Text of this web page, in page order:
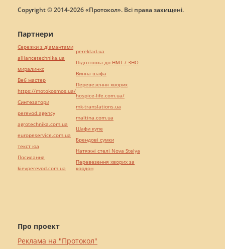
Copyright © 2014-2026 «Протокол». Всі права захищені.
Про проект
Реклама на "Протокол"
Партнери
Сережки з діамантами
alliancetechnika.ua
миралинкс
Веб мастер
https://motokosmos.ua/
Синтезатори
perevod.agency
agrotechnika.com.ua
europeservice.com.ua
текст юа
Посилання
kievperevod.com.ua
pereklad.ua
Підготовка до НМТ / ЗНО
Винна шафа
Перевезення хворих
hospice-life.com.ua/
mk-translations.ua
maltina.com.ua
Шафи купе
Брендові сумки
Натяжні стелі Nova Stelya
Перевезення хворих за
кордон